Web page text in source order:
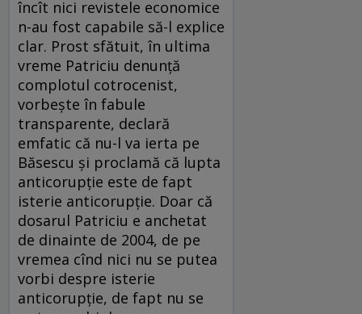
încît nici revistele economice
n-au fost capabile să-l explice
clar. Prost sfătuit, în ultima
vreme Patriciu denunţă
complotul cotrocenist,
vorbeşte în fabule
transparente, declară
emfatic că nu-l va ierta pe
Băsescu şi proclamă că lupta
anticorupţie este de fapt
isterie anticorupţie. Doar că
dosarul Patriciu e anchetat
de dinainte de 2004, de pe
vremea cînd nici nu se putea
vorbi despre isterie
anticorupţie, de fapt nu se